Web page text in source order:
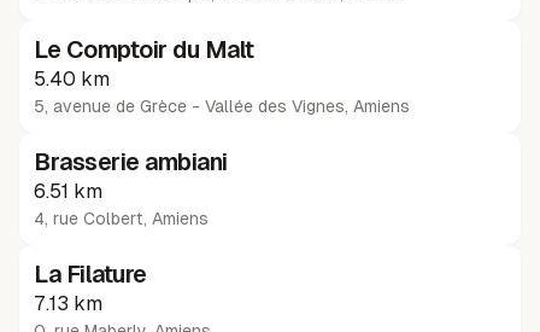
Le Comptoir du Malt
5.40 km
5, avenue de Grèce - Vallée des Vignes, Amiens
Brasserie ambiani
6.51 km
4, rue Colbert, Amiens
La Filature
7.13 km